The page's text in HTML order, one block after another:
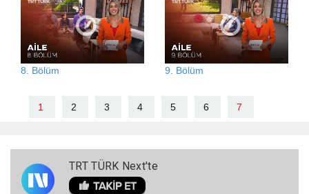
8. Bölüm 9. Bölüm
1 2 3 4 5 6 7
TRT TÜRK Next'te